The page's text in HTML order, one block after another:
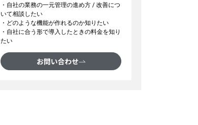
・自社の業務の一元管理の進め方 / 改善につ
いて相談したい
・どのような機能が作れるのか知りたい
・自社に合う形で導入したときの料金を知り
たい
お問い合わせ